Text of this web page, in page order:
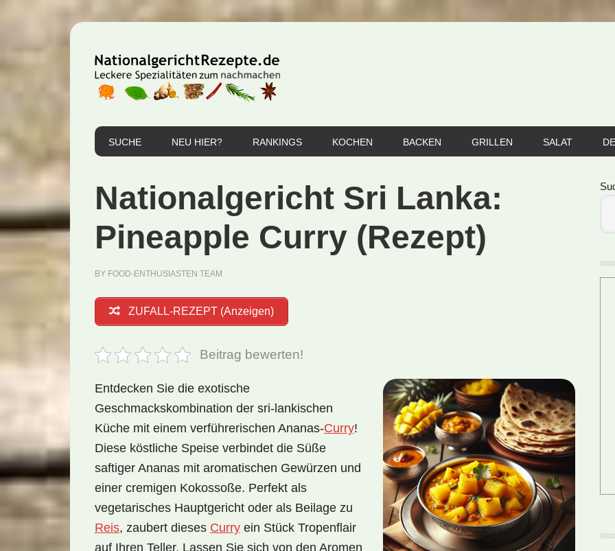
Hauptnavigation
SUCHE NEU HIER? RANKINGS KOCHEN BACKEN GRILLEN SALAT
Nationalgericht Sri Lanka:
Pineapple Curry (Rezept)
BY FOOD-ENTHUSIASTEN TEAM
ZUFALL-REZEPT (Anzeigen)
Beitrag bewerten!
Entdecken Sie die exotische
Geschmackskombination der sri-lankischen
Küche mit einem verführerischen Ananas-Curry!
Diese köstliche Speise verbindet die Süße
saftiger Ananas mit aromatischen Gewürzen und
einer cremigen Kokossoße. Perfekt als
vegetarisches Hauptgericht oder als Beilage zu
Reis, zaubert dieses Curry ein Stück Tropenflair
auf Ihren Teller. Lassen Sie sich von den Aromen